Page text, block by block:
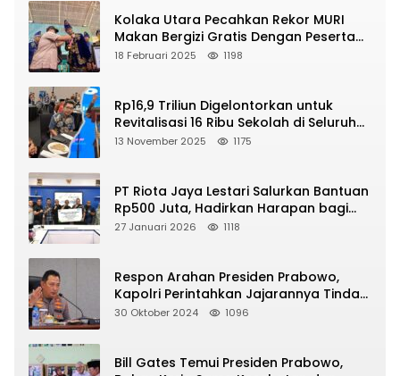
Kolaka Utara Pecahkan Rekor MURI
Makan Bergizi Gratis Dengan Peserta
Terbanyak
18 Februari 2025 1198
Rp16,9 Triliun Digelontorkan untuk
Revitalisasi 16 Ribu Sekolah di Seluruh
Indonesia
13 November 2025 1175
PT Riota Jaya Lestari Salurkan Bantuan
Rp500 Juta, Hadirkan Harapan bagi
Korban Bencana di Sumatera
27 Januari 2026 1118
Respon Arahan Presiden Prabowo,
Kapolri Perintahkan Jajarannya Tindak
Tegas Pelaku Judi Online
30 Oktober 2024 1096
Bill Gates Temui Presiden Prabowo,